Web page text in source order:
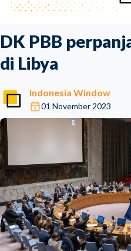
DK PBB
di Libya
Indonesia Window
01 November 2023